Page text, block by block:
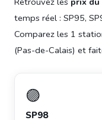
temps réel : SP95,
Comparez les 1
(Pas-de-Calais) et
🟣
SP98